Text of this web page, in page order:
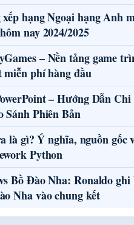
xếp hạng Ngoại hạng Anh
nay 2024/2025
– Nền tảng game
miễn phí hàng đầu
– Hướng Dẫn
Sánh Phiên Bản
là gì? Ý nghĩa, nguồn gốc
Python
Bồ Đào Nha: Ronaldo ghi
Nha vào chung kết